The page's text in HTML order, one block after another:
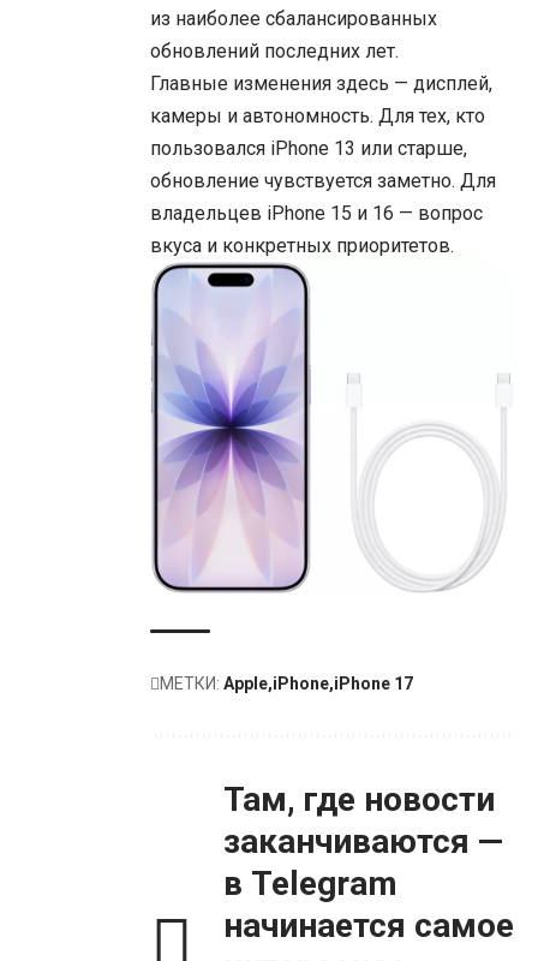
из наиболее сбалансированных
обновлений последних лет.
Главные изменения здесь — дисплей,
камеры и автономность. Для тех, кто
пользовался iPhone 13 или старше,
обновление чувствуется заметно. Для
владельцев iPhone 15 и 16 — вопрос
вкуса и конкретных приоритетов.
МЕТКИ: Apple iPhone iPhone 17
Там, где новости
заканчиваются —
в Telegram
начинается самое